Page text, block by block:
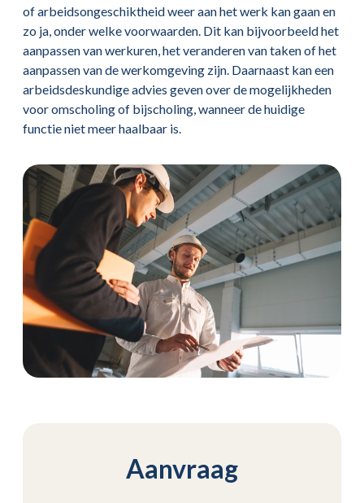
of arbeidsongeschiktheid weer aan het werk kan gaan en
zo ja, onder welke voorwaarden. Dit kan bijvoorbeeld het
aanpassen van werkuren, het veranderen van taken of het
aanpassen van de werkomgeving zijn. Daarnaast kan een
arbeidsdeskundige advies geven over de mogelijkheden
voor omscholing of bijscholing, wanneer de huidige
functie niet meer haalbaar is.
Aanvraag